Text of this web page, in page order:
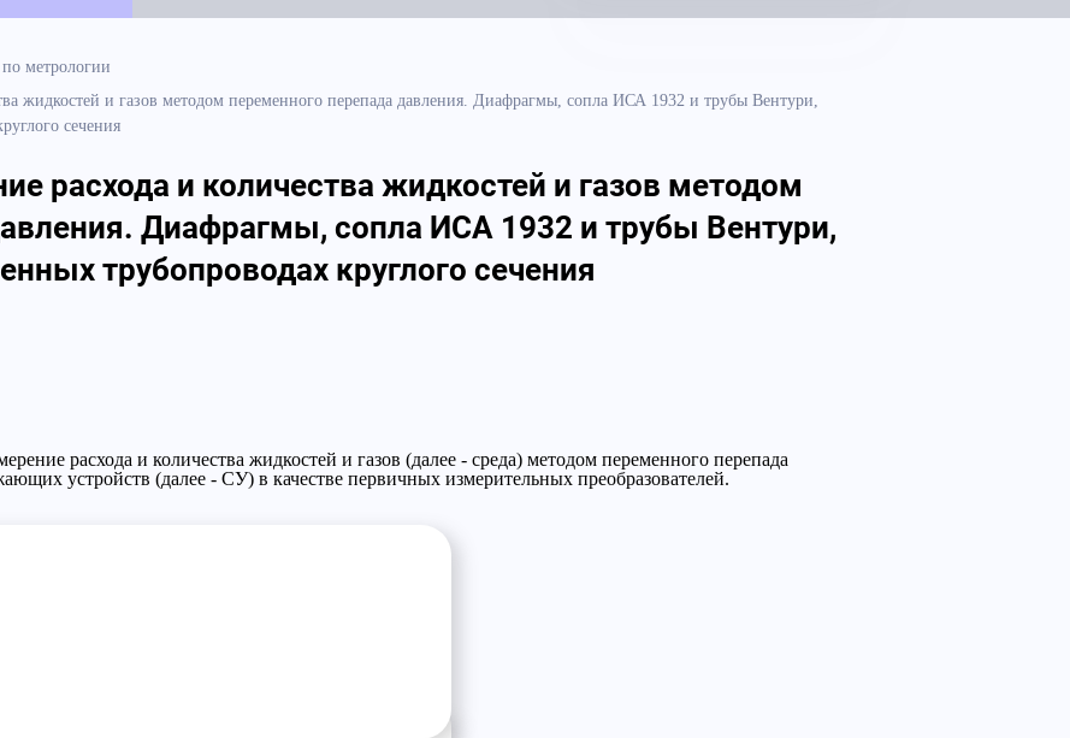
метрологии
жидкостей и газов методом переменного перепада давления. Диафрагмы, сопла ИСА 1932 и трубы Вентури,
сечения
расхода и количества жидкостей и газов методом
Диафрагмы, сопла ИСА 1932 и трубы Вентури,
трубопроводах круглого сечения
расхода и количества жидкостей и газов (далее - среда) методом переменного перепада
устройств (далее - СУ) в качестве первичных измерительных преобразователей.